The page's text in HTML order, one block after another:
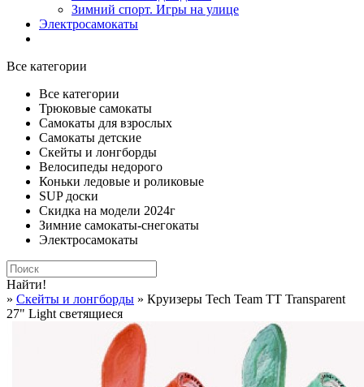
Зимний спорт. Игры на улице
Электросамокаты
Все категории
Все категории
Трюковые самокаты
Самокаты для взрослых
Самокаты детские
Cкейты и лонгборды
Велосипеды недорого
Коньки ледовые и роликовые
SUP доски
Скидка на модели 2024г
Зимние самокаты-снегокаты
Электросамокаты
Найти!
» Cкейты и лонгборды » Круизеры Tech Team TT Transparent
27" Light светящиеся